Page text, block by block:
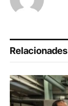
Relacionades